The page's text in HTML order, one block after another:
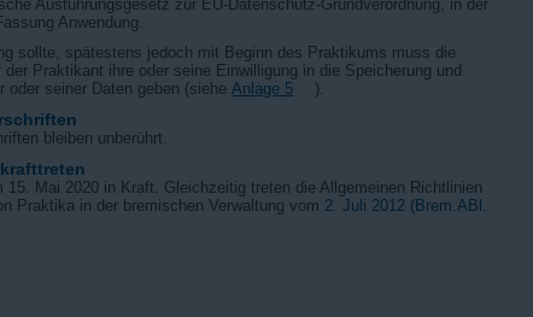
Ausführungsgesetz zur EU-Datenschutz-Grundverordnung, in der
Anwendung.
sollte, spätestens jedoch mit Beginn des Praktikums muss die
der Praktikant ihre oder seine Einwilligung in die Speicherung und
oder seiner Daten geben (sieheAnlage 5 ).
bleiben unberührt.
15. Mai 2020 in Kraft. Gleichzeitig treten die Allgemeinen Richtlinien
Praktika in der bremischen Verwaltung vom 2. Juli 2012 (Brem.ABl.